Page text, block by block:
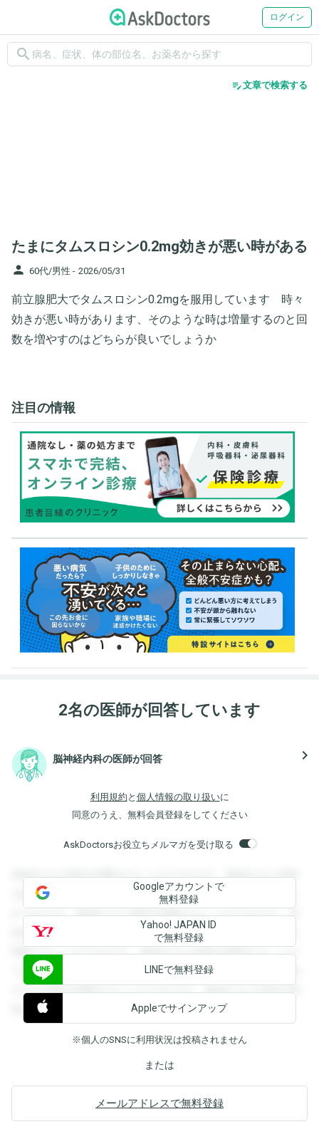
ログイン
search
edit_note文章で検索する
たまにタムスロシン0.2mg効きが悪い時がある
person 60代/男性 - 2026/05/31
前立腺肥大でタムスロシン0.2mgを服用しています 時々
効きが悪い時があります、そのような時は増量するのと回
数を増やすのはどちらが良いでしょうか
注目の情報
2名の医師が回答しています
脳神経内科の医師が回答 navigate_next
利用規約 と 個人情報の取り扱いに
同意のうえ、無料会員登録をしてください
AskDoctorsお役立ちメルマガを受け取る
登録すると回答を閲覧することができます。登録すると回答
を閲覧することができます。登録すると回答を閲覧すること
ができます。登録すると回答を閲覧することができます。登
録すると回答を閲覧することができます。登録すると回答を
閲覧することができます。登録すると回答を閲覧することが
できます。登録すると回答を閲覧することができます。登録
すると回答を閲覧することができます。登録すると回答を閲
覧することができます。
Googleアカウントで
無料登録
Yahoo! JAPAN ID
で無料登録
LINEで無料登録
Appleでサインアップ
※個人のSNSに利用状況は投稿されません
または
メールアドレスで無料登録